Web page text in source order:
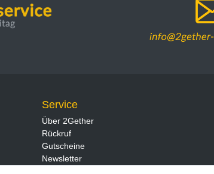
Service
Über 2Gether
Rückruf
Gutscheine
Newsletter